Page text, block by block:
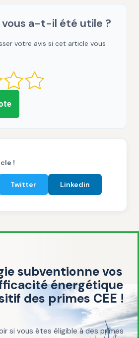
a-t-il été utile ?
votre avis si cet article vous
!
Twitter Linkedin
subventionne vos
énergétique
des primes CEE !
si vous êtes éligible à des primes